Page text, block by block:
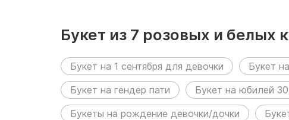
Букет из 7 розовых и
Букет на 1 сентября для девочки Букет
Букет на гендер пати
Букет на юбилей
Букеты на рождение девочки/дочки